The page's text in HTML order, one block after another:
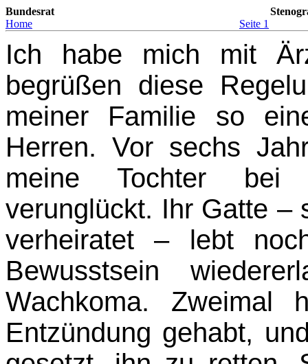
Bundesrat
Home
Seite 1
Ich habe mich mit
begrüßen diese
meiner Familie so
Herren. Vor sechs
meine Tochter bei
verunglückt. Ihr Gatte –
verheiratet – lebt
Bewusstsein
Wachkoma.
Entzündung gehabt,